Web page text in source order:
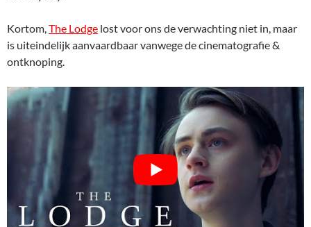
Kortom,The Lodge lost voor ons de verwachting niet in, maar
is uiteindelijk aanvaardbaar vanwege de cinematografie &
ontknoping.